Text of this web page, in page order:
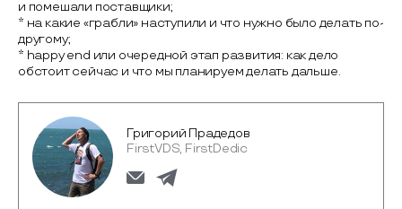
и помешали поставщики;
* на какие «грабли» наступили и что нужно было делать по-
другому;
* happy end или очередной этап развития: как дело
обстоит сейчас и что мы планируем делать дальше.
Григорий Прадедов
FirstVDS, FirstDedic